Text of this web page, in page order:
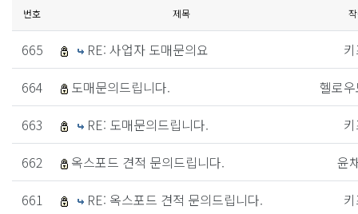
번호 제목
665 RE: 사업자 도매문의요
664
도매문의드립니다.
헬로
663
RE: 도매문의드립니다.
662
옥스포드 견적 문의드립니다.
윤
661
RE: 옥스포드 견적 문의드립니다.